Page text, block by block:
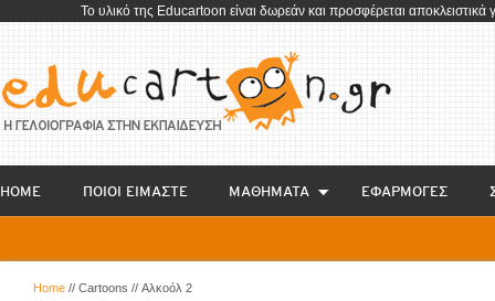
To υλικό της Educartoon είναι δωρεάν και προσφέρεται
HOME ΠΟΙΟΙ ΕΙΜΑΣΤΕ ΜΑΘΗΜΑΤΑ EΦΑΡΜΟΓΕΣ
Home // Cartoons // Αλκοόλ 2